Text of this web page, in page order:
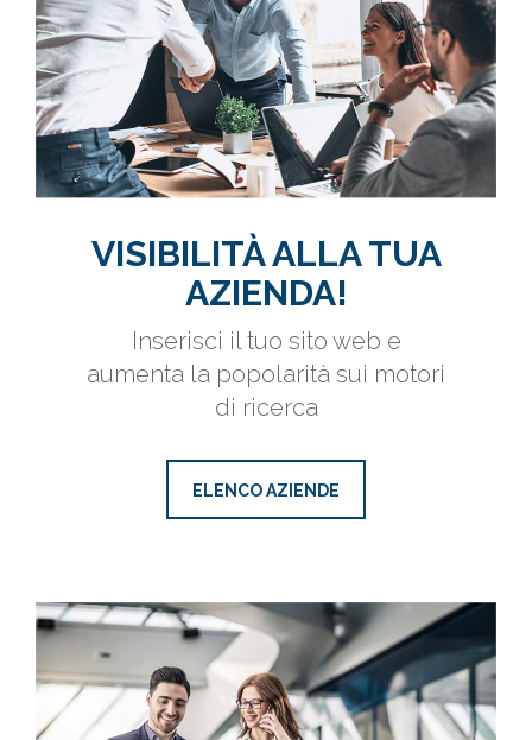
VISIBILITÀ ALLA TUA
AZIENDA!
Inserisci il tuo sito web e
aumenta la popolarità sui motori
di ricerca
ELENCO AZIENDE